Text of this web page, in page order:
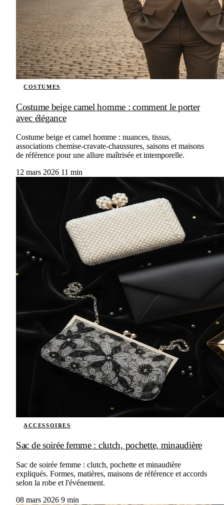
COSTUMES
Costume beige camel homme : comment le porter
avec élégance
Costume beige et camel homme : nuances, tissus,
associations chemise-cravate-chaussures, saisons et maisons
de référence pour une allure maîtrisée et intemporelle.
12 mars 2026 11 min
ACCESSOIRES
Sac de soirée femme : clutch, pochette, minaudière
Sac de soirée femme : clutch, pochette et minaudière
expliqués. Formes, matières, maisons de référence et accords
selon la robe et l'événement.
08 mars 2026 9 min